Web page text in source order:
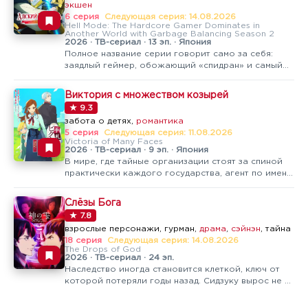
экшен
6 серия
Следующая серия: 14.08.2026
Hell Mode: The Hardcore Gamer Dominates in
Another World with Garbage Balancing Season 2
2026 · ТВ-сериал · 13 эп. · Япония
Полное название серии говорит само за себя:
заядлый геймер, обожающий «спидран» и самый
параллельном мире с устаревшими, давно
заброшенными настройками — и именно эта
«сломанная», забытая всеми механика делает его…
Виктория с множеством козырей
★ 9.3
забота о детях, романтика
5 серия
Следующая серия: 11.08.2026
Victoria of Many Faces
2026 · ТВ-сериал · 9 эп. · Япония
В мире, где тайные организации стоят за спиной
практически каждого государства, агент по имени
она мастерски меняет личности, владеет боевыми
искусствами и справляется даже с теми заданиями,
что другим не по…
Слёзы Бога
★ 7.8
взрослые персонажи, гурман, драма, сэйнэн, тайна
18 серия
Следующая серия: 14.08.2026
The Drops of God
2026 · ТВ-сериал · 24 эп.
Наследство иногда становится клеткой, ключ от
которой потеряли годы назад. Сидзуку вырос не в